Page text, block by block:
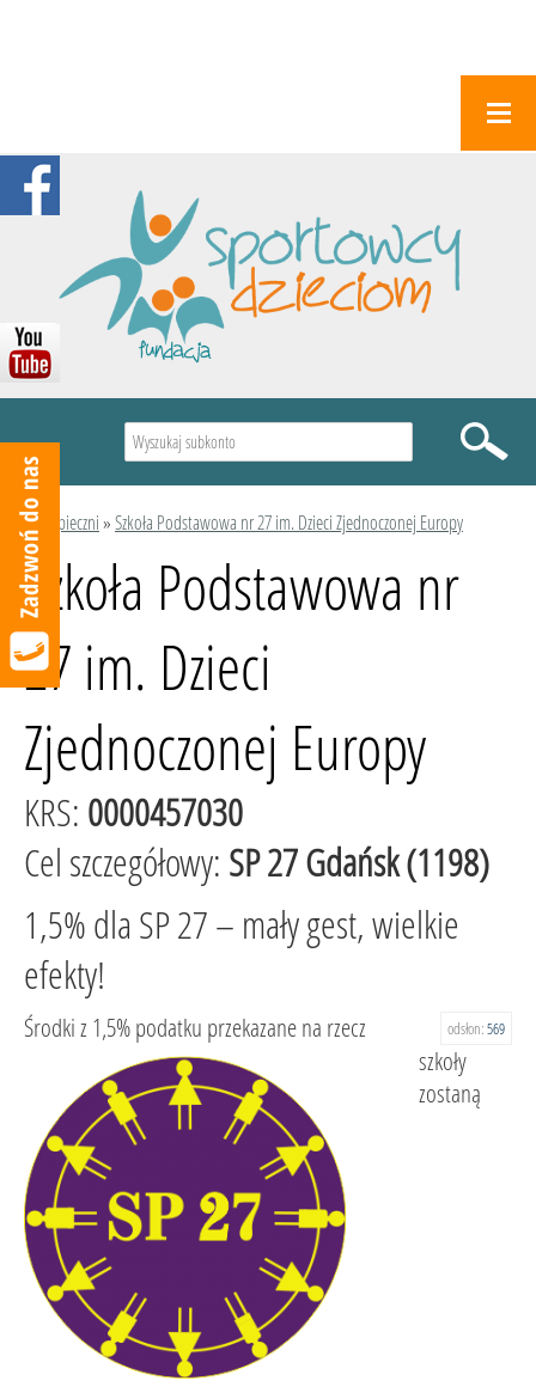
Podopieczni»Szkoła Podstawowa nr 27 im. Dzieci Zjednoczonej Europy
Szkoła Podstawowa nr
27 im. Dzieci
Zjednoczonej Europy
KRS: 0000457030
Cel szczegółowy: SP 27 Gdańsk (1198)
1,5% dla SP 27 – mały gest, wielkie
efekty!
odsłon:569
Środki z 1,5% podatku przekazane na rzecz
szkoły
zostaną